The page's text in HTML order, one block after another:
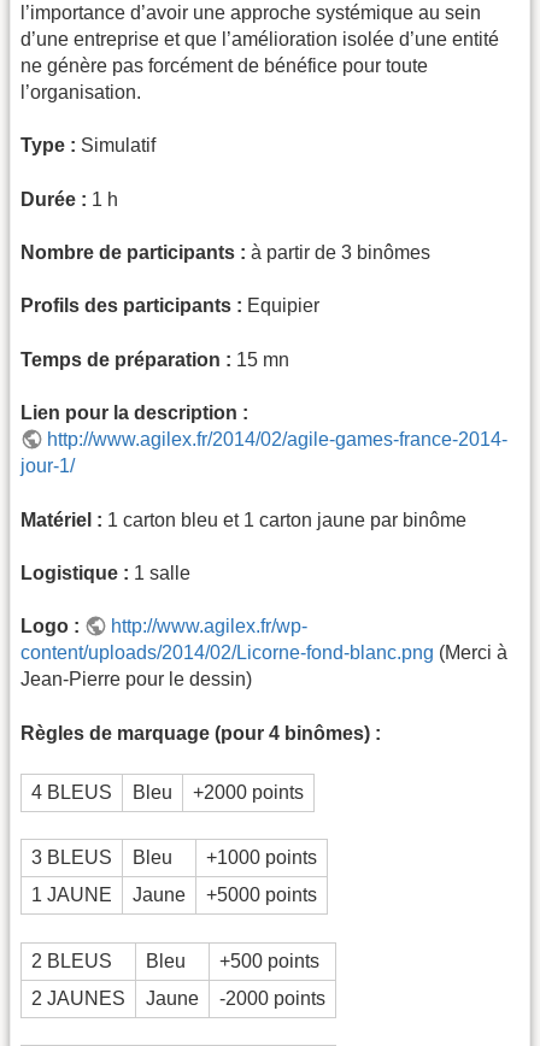
l’importance d’avoir une approche systémique au sein
d’une entreprise et que l’amélioration isolée d’une entité
ne génère pas forcément de bénéfice pour toute
l’organisation.
Type : Simulatif
Durée : 1 h
Nombre de participants : à partir de 3 binômes
Profils des participants : Equipier
Temps de préparation : 15 mn
Lien pour la description :
http://www.agilex.fr/2014/02/agile-games-france-2014-
jour-1/
Matériel : 1 carton bleu et 1 carton jaune par binôme
Logistique : 1 salle
Logo :
http://www.agilex.fr/wp-
content/uploads/2014/02/Licorne-fond-blanc.png (Merci à
Jean-Pierre pour le dessin)
Règles de marquage (pour 4 binômes) :
4 BLEUS Bleu +2000 points
3 BLEUS Bleu
+1000 points
1 JAUNE
Jaune +5000 points
2 BLEUS Bleu
+500 points
2 JAUNES
Jaune -2000 points